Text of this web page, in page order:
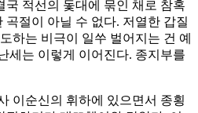
국 적선의 돛대에 묶인 채로 참혹
곡절이 아닐 수 없다. 저열한 갑질
하는 비극이 일쑤 벌어지는 건 예
세는 이렇게 이어진다. 종지부를
이순신의 휘하에 있으면서 종횡